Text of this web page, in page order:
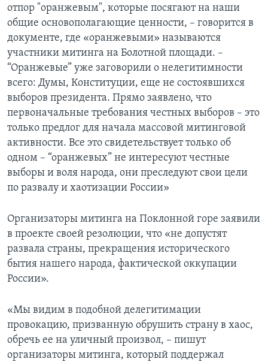
отпор "оранжевым", которые посягают на наши
общие основополагающие ценности, – говорится в
документе, где «оранжевыми» называются
участники митинга на Болотной площади. –
“Оранжевые” уже заговорили о нелегитимности
всего: Думы, Конституции, еще не состоявшихся
выборов президента. Прямо заявлено, что
первоначальные требования честных выборов – это
только предлог для начала массовой митинговой
активности. Все это свидетельствует только об
одном – “оранжевых” не интересуют честные
выборы и воля народа, они преследуют свои цели
по развалу и хаотизации России»
Организаторы митинга на Поклонной горе заявили
в проекте своей резолюции, что «не допустят
развала страны, прекращения исторического
бытия нашего народа, фактической оккупации
России».
«Мы видим в подобной делегитимации
провокацию, призванную обрушить страну в хаос,
обречь ее на уличный произвол, – пишут
организаторы митинга, который поддержал